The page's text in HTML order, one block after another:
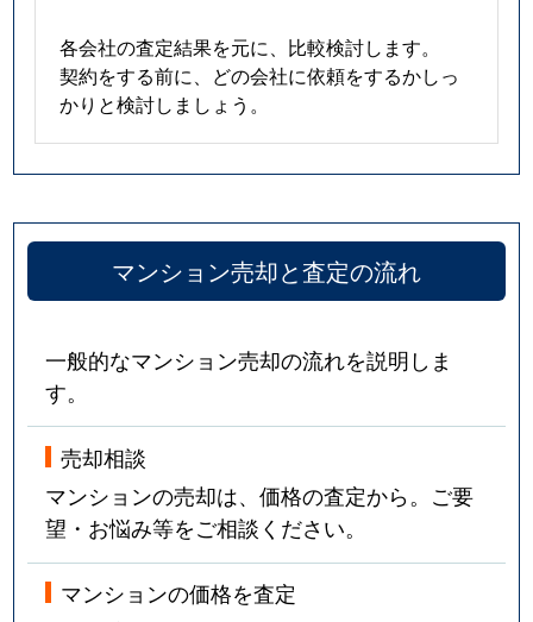
各会社の査定結果を元に、比較検討します。
契約をする前に、どの会社に依頼をするかしっ
かりと検討しましょう。
マンション売却と査定の流れ
一般的なマンション売却の流れを説明しま
す。
売却相談
マンションの売却は、価格の査定から。ご要
望・お悩み等をご相談ください。
マンションの価格を査定